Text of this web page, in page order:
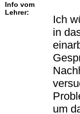
Info vom
Lehrer:
Ich
in
um